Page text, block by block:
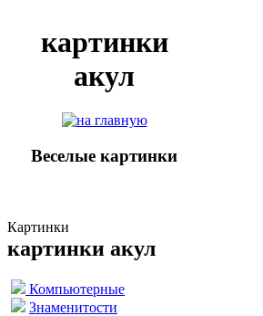
картинки
акул
Веселые картинки
Картинки
картинки акул
Компьютерные
Знаменитости